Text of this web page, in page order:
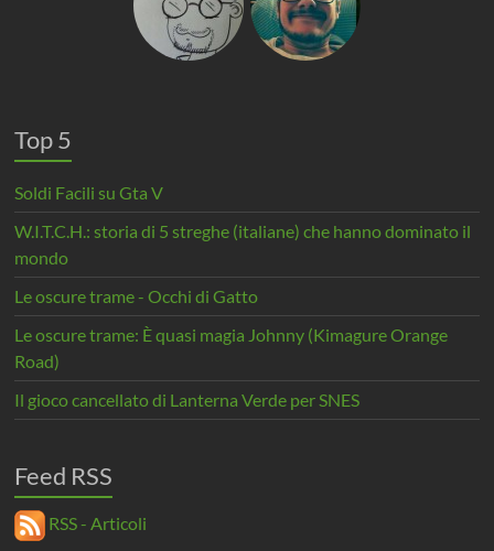
Top 5
Soldi Facili su Gta V
W.I.T.C.H.: storia di 5 streghe (italiane) che hanno dominato il
mondo
Le oscure trame - Occhi di Gatto
Le oscure trame: È quasi magia Johnny (Kimagure Orange
Road)
Il gioco cancellato di Lanterna Verde per SNES
Feed RSS
RSS - Articoli